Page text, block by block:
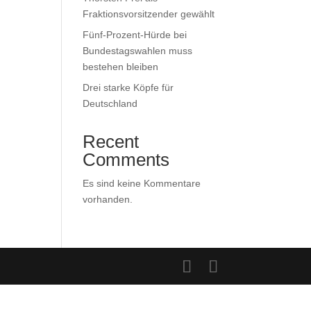
Fraktionsvorsitzender gewählt
Fünf-Prozent-Hürde bei
Bundestagswahlen muss
bestehen bleiben
Drei starke Köpfe für
Deutschland
Recent
Comments
Es sind keine Kommentare
vorhanden.